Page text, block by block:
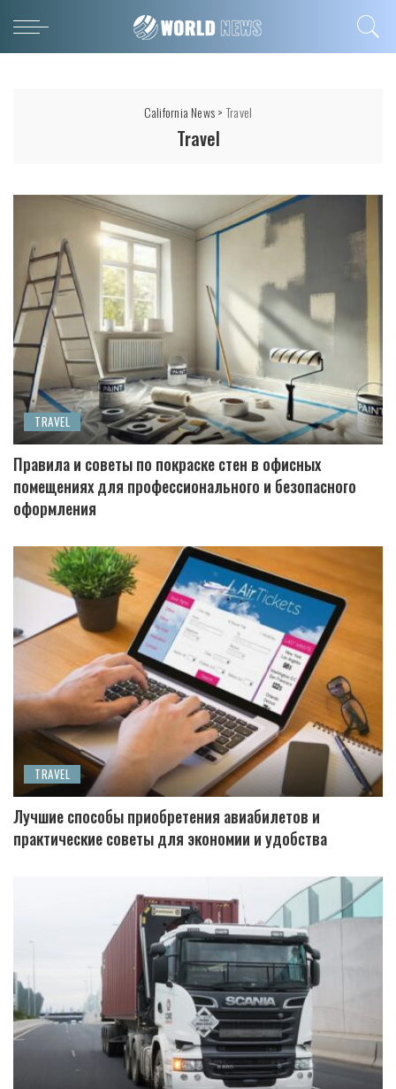
California News>Travel
Travel
TRAVEL
Правила и советы по покраске стен в офисных
помещениях для профессионального и безопасного
оформления
TRAVEL
Лучшие способы приобретения авиабилетов и
практические советы для экономии и удобства